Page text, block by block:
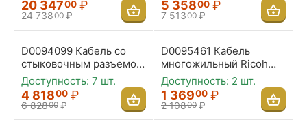
20 34700 ₽
24 73800 ₽
7200/CL7300D
5 35800 ₽
7 51300 ₽
D0094099 Кабель со
стыковочным разъемом
для блока закрепления
750355
Доступность: 7 шт.
4 81800 ₽
6 82800 ₽
D0095461 Кабель
многожильный Ricoh
для соединения плат
Доступность: 2 шт.
1 36900 ₽
2 10800 ₽